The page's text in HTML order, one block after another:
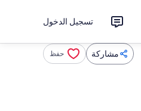
تسجيل الدخول
مشاركة حفظ